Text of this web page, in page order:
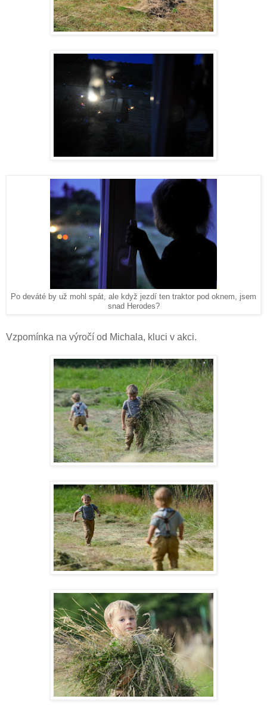
Po deváté by už mohl spát, ale když jezdí ten traktor pod oknem, jsem
snad Herodes?
Vzpomínka na výročí od Michala, kluci v akci.